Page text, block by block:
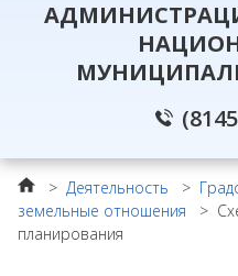
> Деятельность >
земельные отношения
>
планирования